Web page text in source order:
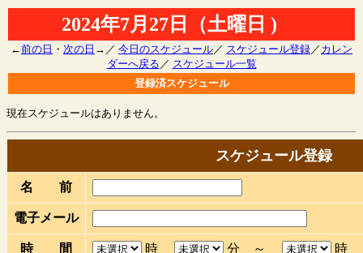
2024年7月27日（土曜日 )
←前の日 ・ 次の日 →／ 今日のスケジュール／ スケジュール登録／ カレン
ダーへ戻る ／ スケジュール一覧
登録済スケジュール
現在スケジュールはありません。
スケジュール登録
名 前
電子メール
時 間 時 分 ～ 時